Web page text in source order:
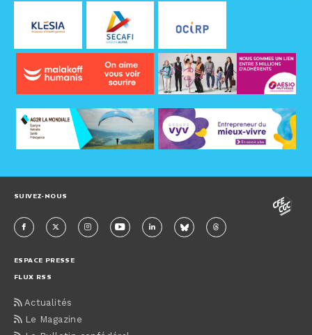
SUIVEZ-NOUS
ESPACE PRESSE
FLUX RSS
Actualités
Le Magazine